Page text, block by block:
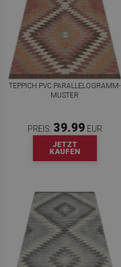
TEPPICH PVC PARALLELOGRAMM-
MUSTER
PREIS: 39.99 EUR
JETZT
KAUFEN